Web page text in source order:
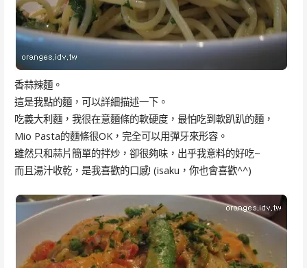
香蒜辣麵。
這是我點的麵，可以詳細描述一下。
吃義大利麵，我很在意麵條的軟硬度，最怕吃到軟趴趴的麵，
Mio Pasta的麵條很OK，完全可以用彈牙來形容。
雖然只和蒜片簡單的拌炒，卻很夠味，出乎我意料的好吃~
而且湯汁收乾，是我喜歡的口感! (isaku，你也會喜歡^^)